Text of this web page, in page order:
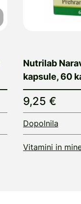
Nutrilab
kapsule, 60
9,25 €
Dopolnila
Vitamini in